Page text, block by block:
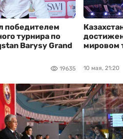
победителем
турнира по
Barysy Grand
19635
мировом
10 мая, 21:20